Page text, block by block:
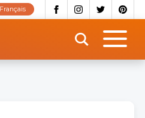
Français